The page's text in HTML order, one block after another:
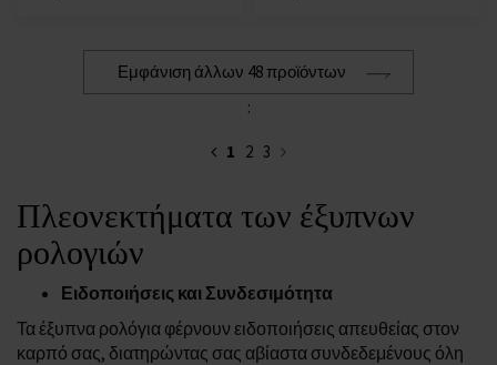
Εμφάνιση άλλων 48 προϊόντων
:
1 2 3
Πλεονεκτήματα των έξυπνων
ρολογιών
Ειδοποιήσεις και Συνδεσιμότητα
Τα έξυπνα ρολόγια φέρνουν ειδοποιήσεις απευθείας στον
καρπό σας, διατηρώντας σας αβίαστα συνδεδεμένους όλη